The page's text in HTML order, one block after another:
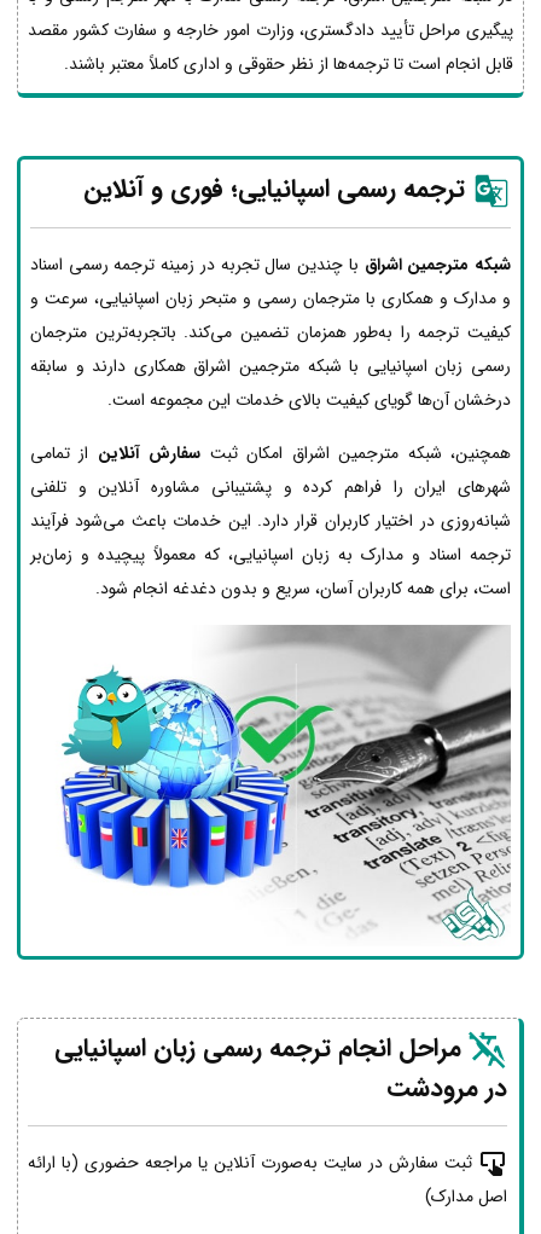
پیگیری مراحل تأیید دادگستری، وزارت امور خارجه و سفارت کشور مقصد
قابل انجام است تا ترجمه‌ها از نظر حقوقی و اداری کاملاً معتبر باشند.
ترجمه رسمی اسپانیایی؛ فوری و آنلاین
شبکه مترجمین اشراق با چندین سال تجربه در زمینه ترجمه رسمی اسناد
و مدارک و همکاری با مترجمان رسمی و متبحر زبان اسپانیایی، سرعت و
کیفیت ترجمه را به‌طور همزمان تضمین می‌کند. باتجربه‌ترین مترجمان
رسمی زبان اسپانیایی با شبکه مترجمین اشراق همکاری دارند و سابقه
درخشان آن‌ها گویای کیفیت بالای خدمات این مجموعه است.
همچنین، شبکه مترجمین اشراق امکان ثبت سفارش آنلاین از تمامی
شهرهای ایران را فراهم کرده و پشتیبانی مشاوره آنلاین و تلفنی
شبانه‌روزی در اختیار کاربران قرار دارد. این خدمات باعث می‌شود فرآیند
ترجمه اسناد و مدارک به زبان اسپانیایی، که معمولاً پیچیده و زمان‌بر
است، برای همه کاربران آسان، سریع و بدون دغدغه انجام شود.
مراحل انجام ترجمه رسمی زبان اسپانیایی
در مرودشت
ثبت سفارش در سایت به‌صورت آنلاین یا مراجعه حضوری (با ارائه
اصل مدارک)